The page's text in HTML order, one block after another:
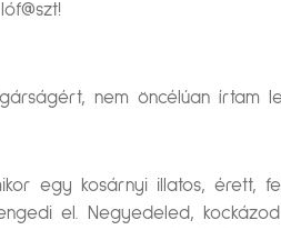
nem öncélúan írtam
egy kosárnyi illatos, érett,
el. Negyedeled,